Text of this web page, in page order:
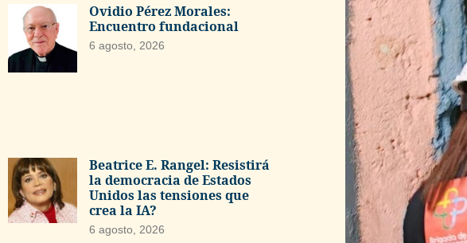
Ovidio Pérez Morales:
Encuentro fundacional
6 agosto, 2026
Beatrice E. Rangel: Resistirá
la democracia de Estados
Unidos las tensiones que
crea la IA?
6 agosto, 2026